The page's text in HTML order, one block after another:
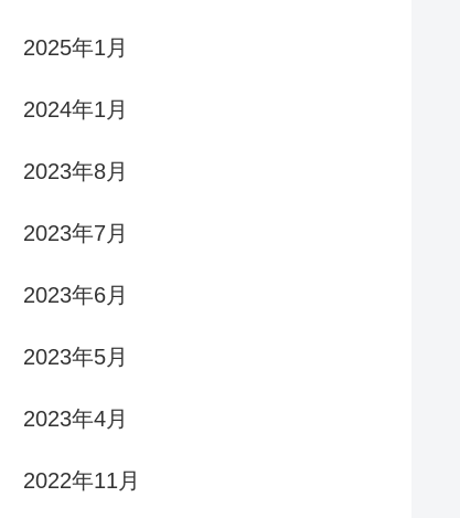
2025年1月
2024年1月
2023年8月
2023年7月
2023年6月
2023年5月
2023年4月
2022年11月